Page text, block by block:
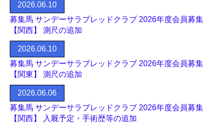
2026.06.10
募集馬 サンデーサラブレッドクラブ 2026年度会員募集
【関西】 測尺の追加
2026.06.10
募集馬 サンデーサラブレッドクラブ 2026年度会員募集
【関東】 測尺の追加
2026.06.06
募集馬 サンデーサラブレッドクラブ 2026年度会員募集
【関西】 入厩予定・手術歴等の追加